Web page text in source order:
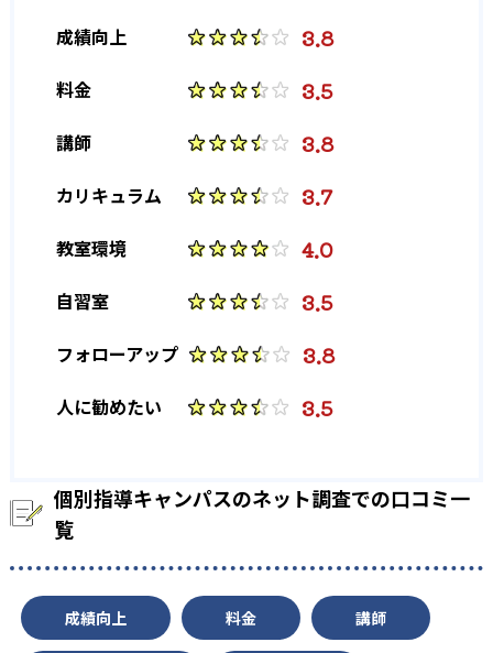
※2023年、公式サイト
成績向上 3.8
料金 3.5
講師 3.8
カリキュラム 3.7
教室環境 4.0
自習室 3.5
フォローアップ 3.8
人に勧めたい 3.5
個別指導キャンパスのネット調査での口コミ一
覧
成績向上 料金 講師